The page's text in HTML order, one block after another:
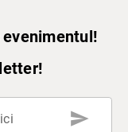
send